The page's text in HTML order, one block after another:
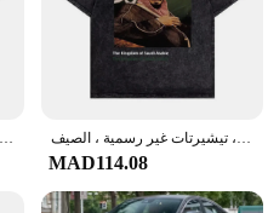
هدية إيطالية قميص مضحك إيطاليا تي شيرت تي شيرت جاهزة عادية القطن الرجال تيز كول الصيف تنفس كبيرة الحجم قصيرة الأكمام الذكور تي شيرت اليوم الوطني السعودي ، ملابس قطنية ، قمم قصيرة الأكمام ، عيد الفطر ، تي شيرت مغسول ، تيشيرتات غير رسمية ، الصيف
MAD114.08